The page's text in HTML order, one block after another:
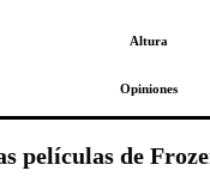
Altura
Opiniones
películas de